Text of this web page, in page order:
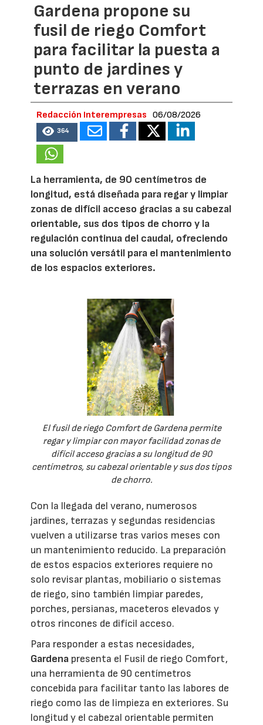
Gardena propone su
fusil de riego Comfort
para facilitar la puesta a
punto de jardines y
terrazas en verano
Redacción Interempresas 06/08/2026
364
La herramienta, de 90 centímetros de
longitud, está diseñada para regar y limpiar
zonas de difícil acceso gracias a su cabezal
orientable, sus dos tipos de chorro y la
regulación continua del caudal, ofreciendo
una solución versátil para el mantenimiento
de los espacios exteriores.
El fusil de riego Comfort de Gardena permite
regar y limpiar con mayor facilidad zonas de
difícil acceso gracias a su longitud de 90
centímetros, su cabezal orientable y sus dos tipos
de chorro.
Con la llegada del verano, numerosos
jardines, terrazas y segundas residencias
vuelven a utilizarse tras varios meses con
un mantenimiento reducido. La preparación
de estos espacios exteriores requiere no
solo revisar plantas, mobiliario o sistemas
de riego, sino también limpiar paredes,
porches, persianas, maceteros elevados y
otros rincones de difícil acceso.
Para responder a estas necesidades,
Gardena presenta el Fusil de riego Comfort,
una herramienta de 90 centímetros
concebida para facilitar tanto las labores de
riego como las de limpieza en exteriores. Su
longitud y el cabezal orientable permiten